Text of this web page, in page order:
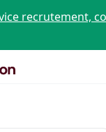
recrutement,